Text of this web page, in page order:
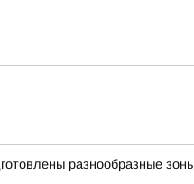
разнообразные